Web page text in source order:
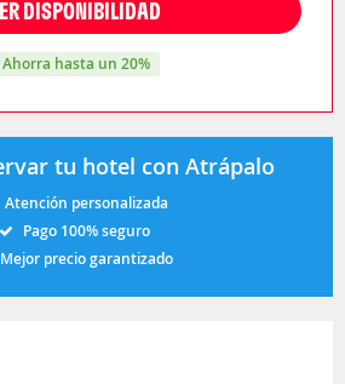
DISPONIBILIDAD
ahorra hasta un 20%
tu hotel con Atrápalo
Atención personalizada
Pago 100% seguro
Mejor precio garantizado